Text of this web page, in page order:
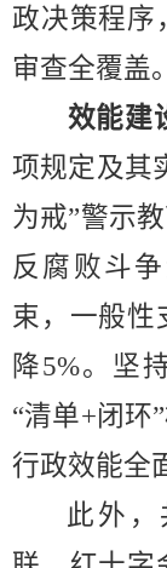
政决策程序
审查全覆盖。
效能建
项规定及其
为戒”警示
反腐败斗
束，一般性
降5%。 坚
“清单+闭环”
行政效能全
此外